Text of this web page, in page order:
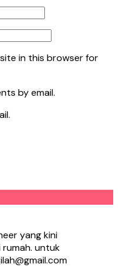
in this browser for
by email.
yang kini
untuk